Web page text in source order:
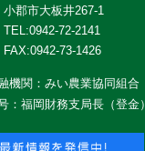
小郡市大板井267-1
TEL:0942-72-2141
FAX:0942-73-1426
機関：みい農業協同組合
：福岡財務支局長（登金